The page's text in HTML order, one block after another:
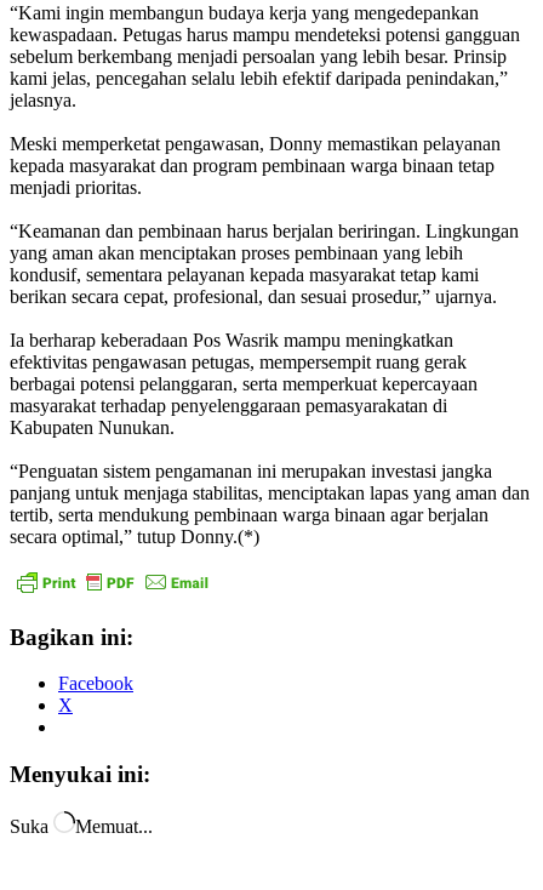
“Kami ingin membangun budaya kerja yang mengedepankan
kewaspadaan. Petugas harus mampu mendeteksi potensi gangguan
sebelum berkembang menjadi persoalan yang lebih besar. Prinsip
kami jelas, pencegahan selalu lebih efektif daripada penindakan,”
jelasnya.
Meski memperketat pengawasan, Donny memastikan pelayanan
kepada masyarakat dan program pembinaan warga binaan tetap
menjadi prioritas.
“Keamanan dan pembinaan harus berjalan beriringan. Lingkungan
yang aman akan menciptakan proses pembinaan yang lebih
kondusif, sementara pelayanan kepada masyarakat tetap kami
berikan secara cepat, profesional, dan sesuai prosedur,” ujarnya.
Ia berharap keberadaan Pos Wasrik mampu meningkatkan
efektivitas pengawasan petugas, mempersempit ruang gerak
berbagai potensi pelanggaran, serta memperkuat kepercayaan
masyarakat terhadap penyelenggaraan pemasyarakatan di
Kabupaten Nunukan.
“Penguatan sistem pengamanan ini merupakan investasi jangka
panjang untuk menjaga stabilitas, menciptakan lapas yang aman dan
tertib, serta mendukung pembinaan warga binaan agar berjalan
secara optimal,” tutup Donny.(*)
Bagikan ini:
Facebook
X
Menyukai ini:
Suka Memuat...